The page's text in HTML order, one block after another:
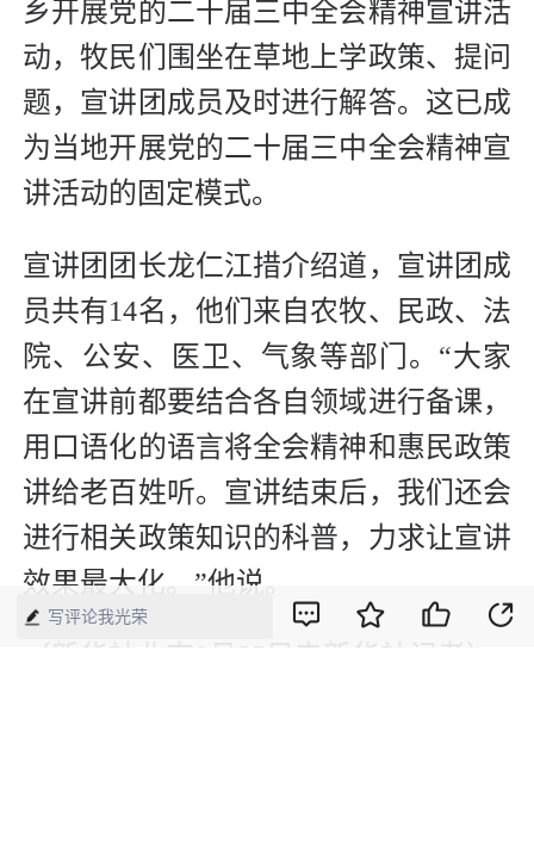
乡开展党的二十届三中全会精神宣讲活
动，牧民们围坐在草地上学政策、提问
题，宣讲团成员及时进行解答。这已成
为当地开展党的二十届三中全会精神宣
讲活动的固定模式。
宣讲团团长龙仁江措介绍道，宣讲团成
员共有14名，他们来自农牧、民政、法
院、公安、医卫、气象等部门。“大家
在宣讲前都要结合各自领域进行备课，
用口语化的语言将全会精神和惠民政策
讲给老百姓听。宣讲结束后，我们还会
进行相关政策知识的科普，力求让宣讲
效果最大化。”他说。
（新华社北京9月25日电新华社记者）
写评论我光荣